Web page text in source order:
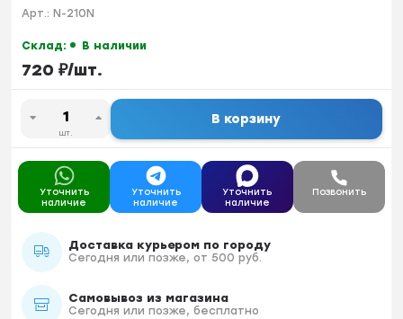
Арт.: N-210N
Склад: В наличии
720 ₽/шт.
шт.
В корзину
Уточнить
наличие
Уточнить
наличие
Уточнить
наличие
Позвонить
Доставка курьером по городу
Сегодня или позже, от 500 руб.
Самовывоз из магазина
Сегодня или позже, бесплатно